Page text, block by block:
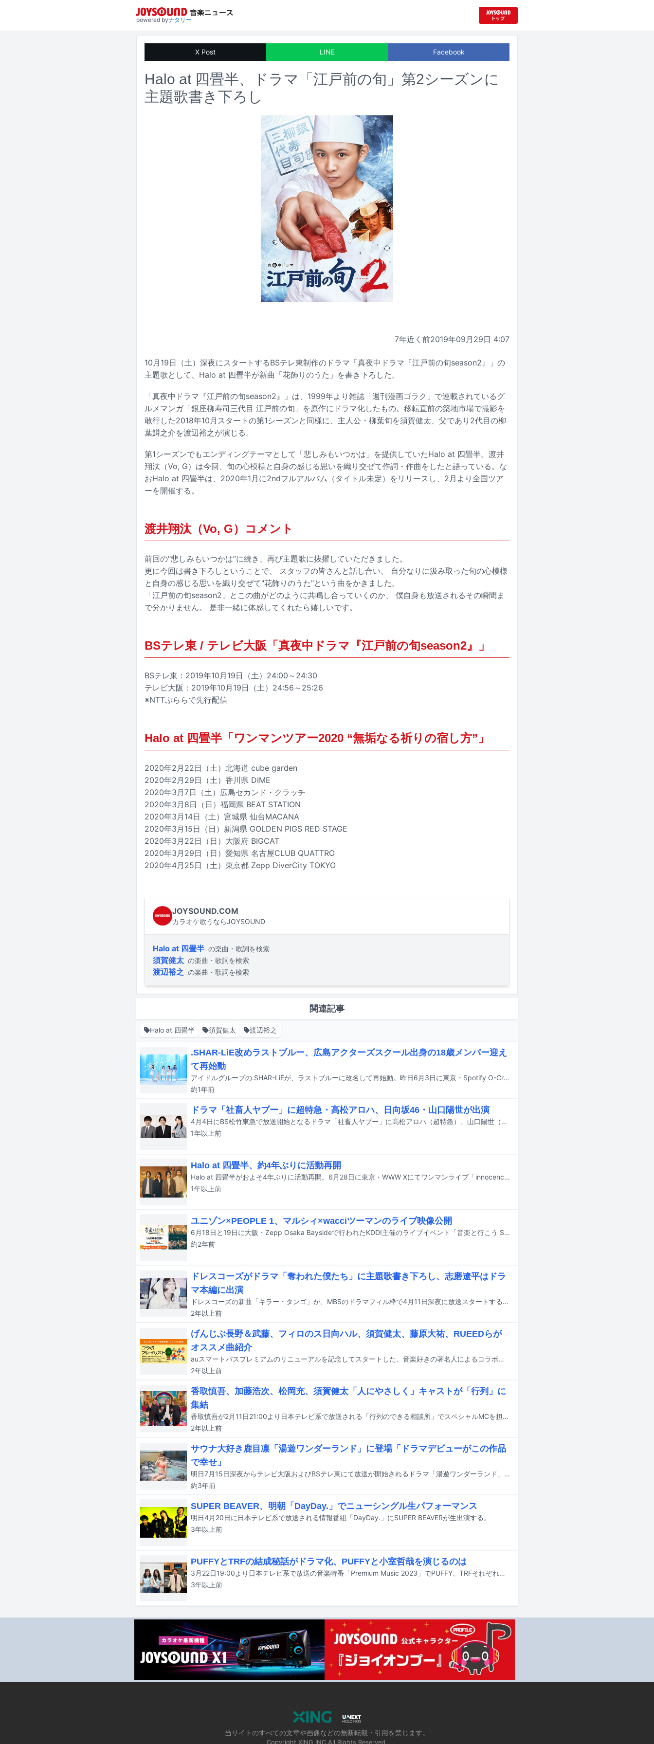
powered byナタリー
X Post LINE Facebook
Halo at 四畳半、ドラマ「江戸前の旬」第2シーズンに
主題歌書き下ろし
7年近く前2019年09月29日 4:07
10月19日（土）深夜にスタートするBSテレ東制作のドラマ「真夜中ドラマ『江戸前の旬season2』」の
主題歌として、Halo at 四畳半が新曲「花飾りのうた」を書き下ろした。
「真夜中ドラマ『江戸前の旬season2』」は、1999年より雑誌「週刊漫画ゴラク」で連載されているグ
ルメマンガ「銀座柳寿司三代目 江戸前の旬」を原作にドラマ化したもの。移転直前の築地市場で撮影を
敢行した2018年10月スタートの第1シーズンと同様に、主人公・柳葉旬を須賀健太、父であり2代目の柳
葉鱒之介を渡辺裕之が演じる。
第1シーズンでもエンディングテーマとして「悲しみもいつかは」を提供していたHalo at 四畳半。渡井
翔汰（Vo, G）は今回、旬の心模様と自身の感じる思いを織り交ぜて作詞・作曲をしたと語っている。な
おHalo at 四畳半は、2020年1月に2ndフルアルバム（タイトル未定）をリリースし、2月より全国ツア
ーを開催する。
渡井翔汰（Vo, G）コメント
前回の“悲しみもいつかは”に続き、再び主題歌に抜擢していただきました。
更に今回は書き下ろしということで、 スタッフの皆さんと話し合い、 自分なりに汲み取った旬の心模様
と自身の感じる思いを織り交ぜて"花飾りのうた"という曲をかきました。
「江戸前の旬season2」とこの曲がどのように共鳴し合っていくのか、 僕自身も放送されるその瞬間ま
で分かりません。 是非一緒に体感してくれたら嬉しいです。
BSテレ東 / テレビ大阪「真夜中ドラマ『江戸前の旬season2』」
BSテレ東：2019年10月19日（土）24:00～24:30
テレビ大阪：2019年10月19日（土）24:56～25:26
※NTTぷららで先行配信
Halo at 四畳半「ワンマンツアー2020 “無垢なる祈りの宿し方”」
2020年2月22日（土）北海道 cube garden
2020年2月29日（土）香川県 DIME
2020年3月7日（土）広島セカンド・クラッチ
2020年3月8日（日）福岡県 BEAT STATION
2020年3月14日（土）宮城県 仙台MACANA
2020年3月15日（日）新潟県 GOLDEN PIGS RED STAGE
2020年3月22日（日）大阪府 BIGCAT
2020年3月29日（日）愛知県 名古屋CLUB QUATTRO
2020年4月25日（土）東京都 Zepp DiverCity TOKYO
JOYSOUND.COM
カラオケ歌うならJOYSOUND
Halo at 四畳半 の楽曲・歌詞を検索
須賀健太 の楽曲・歌詞を検索
渡辺裕之 の楽曲・歌詞を検索
関連記事
Halo at 四畳半 須賀健太 渡辺裕之
.SHAR-LiE改めラストブルー、広島アクターズスクール出身の18歳メンバー迎え
て再始動
アイドルグループの.SHAR-LiEが、ラストブルーに改名して再始動。昨日6月3日に東京・Spotify O-Crestでお披露目ライブ「カケラ寄合vol.0」を開催した。
約1年前
ドラマ「社畜人ヤブー」に超特急・高松アロハ、日向坂46・山口陽世が出演
4月4日にBS松竹東急で放送開始となるドラマ「社畜人ヤブー」に高松アロハ（超特急）、山口陽世（日向坂46）、須賀健太が出演することが決定した。
1年以上前
Halo at 四畳半、約4年ぶりに活動再開
Halo at 四畳半がおよそ4年ぶりに活動再開。6月28日に東京・WWW Xにてワンマンライブ「innocence：there」を開催する。
1年以上前
ユニゾン×PEOPLE 1、マルシィ×wacciツーマンのライブ映像公開
6月18日と19日に大阪・Zepp Osaka Baysideで行われたKDDI主催のライブイベント「音楽と行こう SUPER LIVE Presented by au」より、UNISON SQUARE GARDEN、PEOPLE 1、マルシィ、wacciのパフォーマンス映像がイベントの特設サイトおよびYouTubeで公開された。
約2年前
ドレスコーズがドラマ「奪われた僕たち」に主題歌書き下ろし、志磨遼平はドラ
マ本編に出演
ドレスコーズの新曲「キラー・タンゴ」が、MBSのドラマフィル枠で4月11日深夜に放送スタートするドラマ「奪われた僕たち」の主題歌に決定した。
2年以上前
げんじぶ長野＆武藤、フィロのス日向ハル、須賀健太、藤原大祐、RUEEDらが
オススメ曲紹介
auスマートパスプレミアムのリニューアルを記念してスタートした、音楽好きの著名人によるコラボプレイリスト企画の最終回が本日2月26日に公開された。
2年以上前
香取慎吾、加藤浩次、松岡充、須賀健太「人にやさしく」キャストが「行列」に
集結
香取慎吾が2月11日21:00より日本テレビ系で放送される「行列のできる相談所」でスペシャルMCを担当。ゲストとして加藤浩次（極楽とんぼ）、松岡充（SOPHIA）、須賀健太らが出演する。
2年以上前
サウナ大好き鹿目凛「湯遊ワンダーランド」に登場「ドラマデビューがこの作品
で幸せ」
明日7月15日深夜からテレビ大阪およびBSテレ東にて放送が開始されるドラマ「湯遊ワンダーランド」に鹿目凛（でんぱ組.inc）が出演する。
約3年前
SUPER BEAVER、明朝「DayDay.」でニューシングル生パフォーマンス
明日4月20日に日本テレビ系で放送される情報番組「DayDay.」にSUPER BEAVERが生出演する。
3年以上前
PUFFYとTRFの結成秘話がドラマ化、PUFFYと小室哲哉を演じるのは
3月22日19:00より日本テレビ系で放送の音楽特番「Premium Music 2023」でPUFFY、TRFそれぞれの結成秘話がドラマ化される。
3年以上前
当サイトのすべての文章や画像などの無断転載・引用を禁じます。
Copyright XING INC.All Rights Reserved.